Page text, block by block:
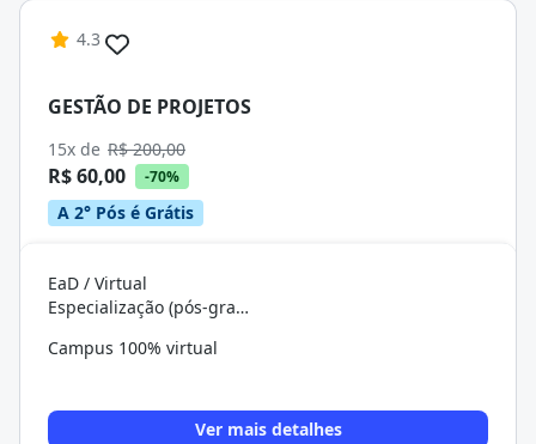
4.3
GESTÃO DE PROJETOS
15x de R$ 200,00
R$ 60,00 -70%
A 2° Pós é Grátis
EaD / Virtual
Especialização (pós-graduação)
Campus 100% virtual
Ver mais detalhes